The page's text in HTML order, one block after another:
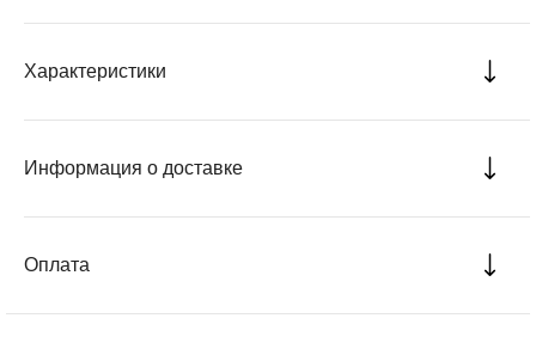
Характеристики
Информация о доставке
Оплата